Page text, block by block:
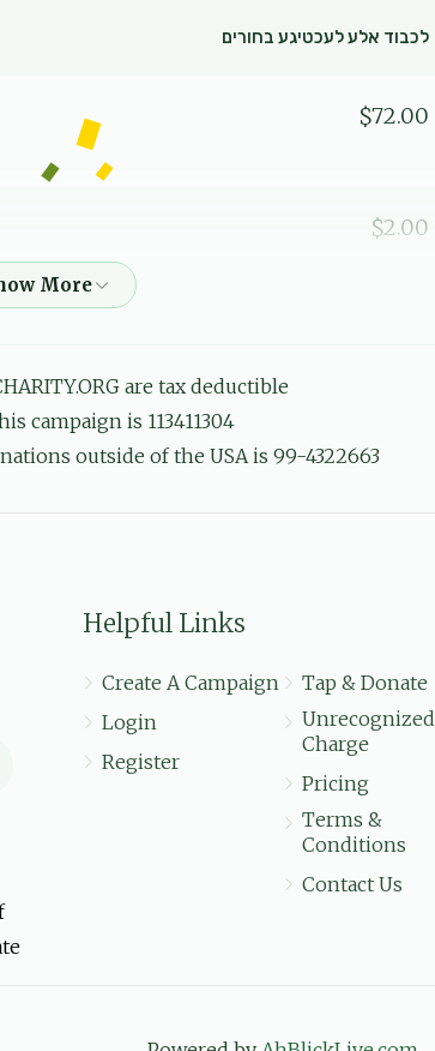
לכבוד אלע לעכטיגע בחורים
$72.00
$2.00
$5.00
האלצמאן,
לכבוד התלמידים החשובים, תלמידים הנקראים בנים,
$36.00
are tax deductible
campaign is 113411304
outside of the USA is 99-4322663
Helpful Links
Create A Campaign
Login
Register
Tap & Donate
Unrecognized
Charge
Pricing
Terms &
Conditions
Contact Us